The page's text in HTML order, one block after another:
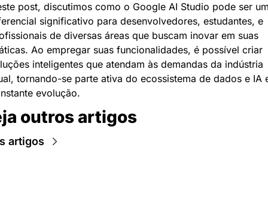
post, discutimos como o Google AI Studio pode ser
significativo para desenvolvedores, estudantes, e
de diversas áreas que buscam inovar em suas
Ao empregar suas funcionalidades, é possível criar
inteligentes que atendam às demandas da indústria
tornando-se parte ativa do ecossistema de dados e IA
evolução.
outros artigos
artigos